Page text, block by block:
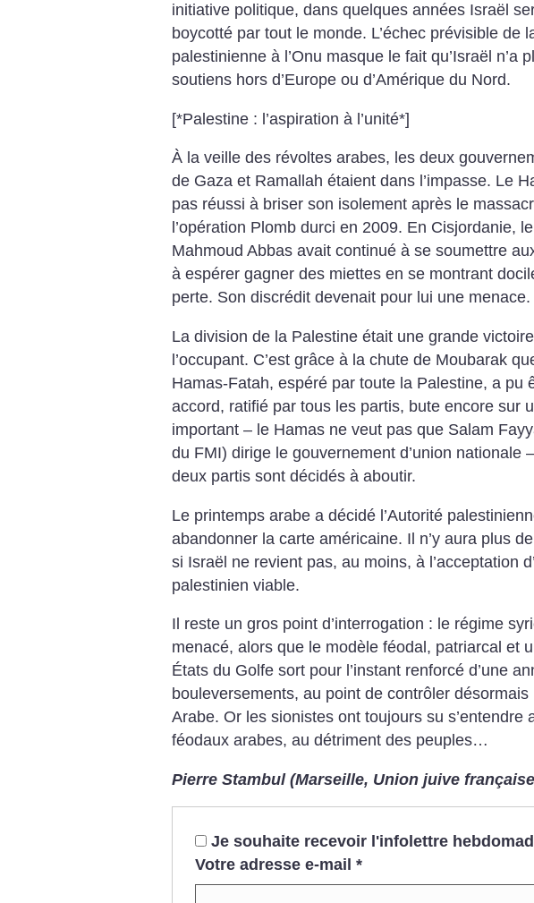
initiative politique, dans quelques années Israël
boycotté par tout le monde. L’échec prévisible de
palestinienne à l’Onu masque le fait qu’Israël n’a
soutiens hors d’Europe ou d’Amérique du Nord.
[*Palestine : l’aspiration à l’unité*]
À la veille des révoltes arabes, les deux
de Gaza et Ramallah étaient dans l’impasse. Le
pas réussi à briser son isolement après le
l’opération Plomb durci en 2009. En Cisjordanie,
Mahmoud Abbas avait continué à se soumettre
à espérer gagner des miettes en se montrant
perte. Son discrédit devenait pour lui une menace.
La division de la Palestine était une grande
l’occupant. C’est grâce à la chute de Moubarak
Hamas-Fatah, espéré par toute la Palestine, a pu
accord, ratifié par tous les partis, bute encore sur
important – le Hamas ne veut pas que Salam
du FMI) dirige le gouvernement d’union nationale
deux partis sont décidés à aboutir.
Le printemps arabe a décidé l’Autorité
abandonner la carte américaine. Il n’y aura plus
si Israël ne revient pas, au moins, à l’acceptation
palestinien viable.
Il reste un gros point d’interrogation : le régime
menacé, alors que le modèle féodal, patriarcal et
États du Golfe sort pour l’instant renforcé d’une
bouleversements, au point de contrôler désormais
Arabe. Or les sionistes ont toujours su s’entendre
féodaux arabes, au détriment des peuples…
Pierre Stambul (Marseille, Union juive
Je souhaite recevoir l'infolettre
Votre adresse e-mail *